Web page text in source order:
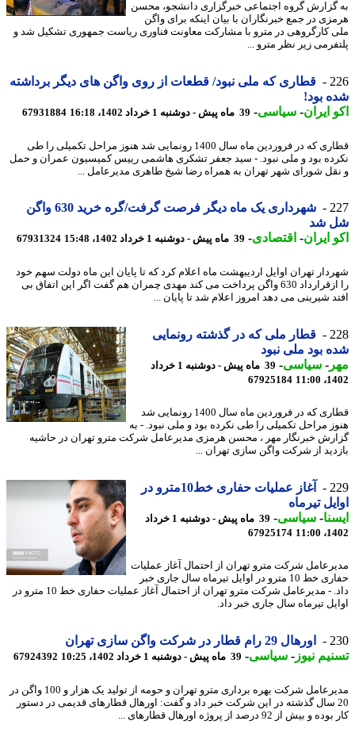
گروه اجتماعی خبرگزاری دانشجو، محسن
در جمع خبرنگاران با بیان اینکه برای واگن
کارگروهی در مترو با مشارکت معاونت فناوری ریاست جمهوری تشکیل شد و
زیر نظر مترو ...
قطاری که ملی نبود/ قطعات از روی واگن های دیگر برداشته
بود!
ایران- سیاسی-39 ماه پیش - دوشنبه 1 خرداد 1402، 16:18 67931884
قطاری که در فروردین ماه سال 1400 رونمایی شد هنوز مراحل تکمیلی را طی
بود و ملی نبود. - سید جعفر تشکری هاشمی رییس کمیسیون عمران و حمل
شورای شهر تهران به همراه رضا شیخ طاهری مدیرعامل ...
شهرداری یک ماه دیگر فرصت گرفت/گره خرید 630 واگن
شد
ایران- اقتصادی-39 ماه پیش - دوشنبه 1 خرداد 1402، 15:48 67931324
تهران اوایل اردیبهشت ماه اعلام کرد که تا پایان این ماه دولت سهم خود
را ازقرارداد 630 واگن پرداخت می کند مهدی چمران هم گفت اگر این اتفاق بی
شیرینی می دهد امروز اعلام شد تا پایان ...
قطار ملی که در گذشته رونمایی
بود ملی نبود
-سیاسی-
39 ماه پیش - دوشنبه 1 خرداد
67925184
قطاری که در فروردین ماه سال 1400 رونمایی شد
مراحل تکمیلی را طی نکرده بود و ملی نبود. - به
خبرنگار مهر ، محسن هرمزی مدیرعامل شرکت مترو تهران در حاشیه
از شرکت واگن سازی تهران ...
آغاز عملیات حفاری خط10مترو در
تیرماه
-سیاسی-
39 ماه پیش - دوشنبه 1 خرداد
67925174
شرکت مترو تهران از احتمال آغاز عملیات
حفاری خط 10 مترو در اوایل تیرماه سال جاری خبر
داد. - مدیرعامل شرکت مترو تهران از احتمال آغاز عملیات حفاری خط 10 مترو در
تیرماه سال جاری خبر داد.
اورهال 29 رام قطار در شرکت واگن سازی تهران
نیوز-سیاسی-39 ماه پیش - دوشنبه 1 خرداد 1402، 10:25 67924392
مدیرعامل شرکت بهره برداری مترو تهران و حومه از تولید یک هزار و 100 واگن در
سال گذشته در این شرکت خبر داد و گفت: اورهال قطارهای قدیمی در دستور
بیش از 92 درصد از پروژه اورهال قطارهای ...